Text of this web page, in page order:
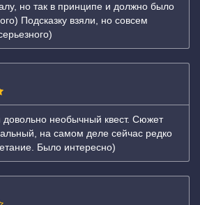
но так в принципе и должно было
Подсказку взяли, но совсем
необычный квест. Сюжет
на самом деле сейчас редко
Было интересно)